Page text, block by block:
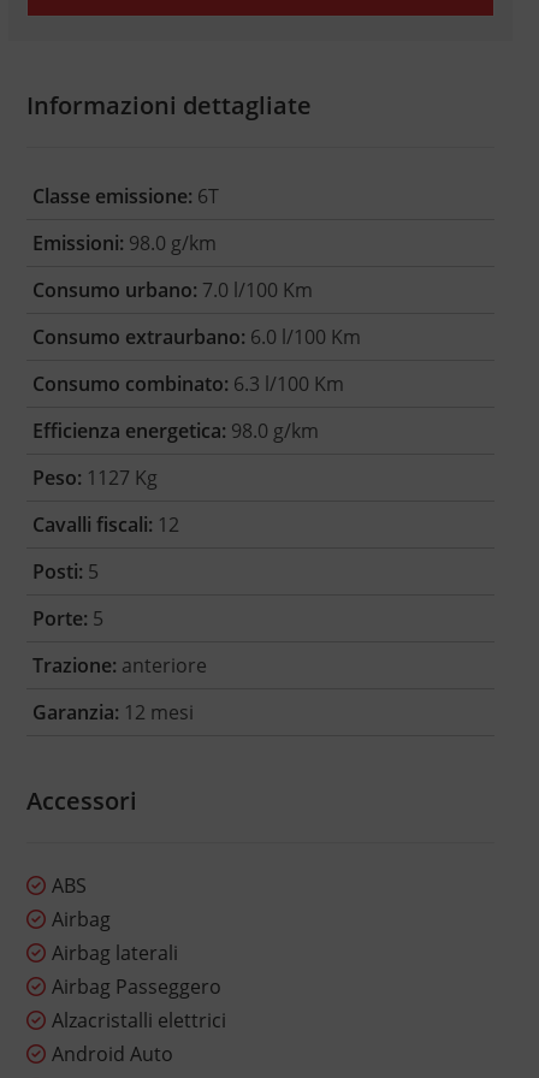
Informazioni dettagliate
Classe emissione: 6T
Emissioni: 98.0 g/km
Consumo urbano: 7.0 l/100 Km
Consumo extraurbano: 6.0 l/100 Km
Consumo combinato: 6.3 l/100 Km
Efficienza energetica: 98.0 g/km
Peso: 1127 Kg
Cavalli fiscali: 12
Posti: 5
Porte: 5
Trazione: anteriore
Garanzia: 12 mesi
Accessori
ABS
Airbag
Airbag laterali
Airbag Passeggero
Alzacristalli elettrici
Android Auto